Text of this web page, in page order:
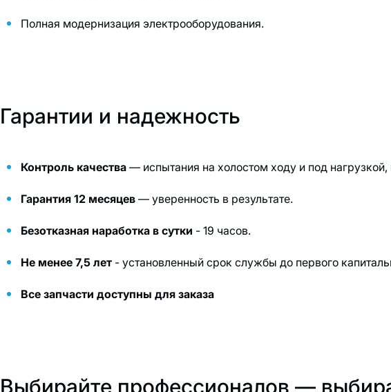
Полная модернизация электрооборудования.
Гарантии и надежность
Контроль качества — испытания на холостом ходу и под
Гарантия 12 месяцев — уверенность в результате.
Безотказная наработка в сутки - 19 часов.
Не менее 7,5 лет - установленный срок службы до первого
Все запчасти доступны для заказа
Выбирайте профессионалов —